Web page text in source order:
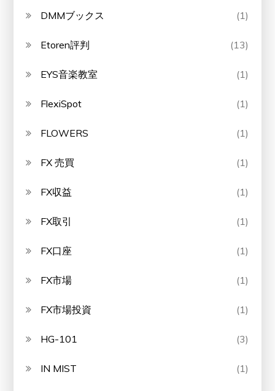
DMMブックス (1)
Etoren評判 (13)
EYS音楽教室 (1)
FlexiSpot (1)
FLOWERS (1)
FX 売買 (1)
FX収益 (1)
FX取引 (1)
FX口座 (1)
FX市場 (1)
FX市場投資 (1)
HG-101 (3)
IN MIST (1)